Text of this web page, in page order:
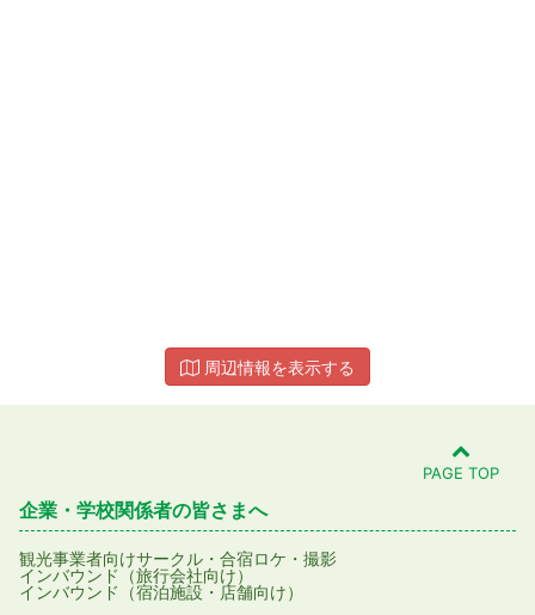
周辺情報を表示する
PAGE TOP
企業・学校関係者の皆さまへ
観光事業者向けサークル・合宿ロケ・撮影
インバウンド（旅行会社向け）
インバウンド（宿泊施設・店舗向け）